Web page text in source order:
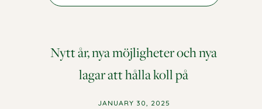
Nytt år, nya möjligheter och nya
lagar att hålla koll på
JANUARY 30, 2025